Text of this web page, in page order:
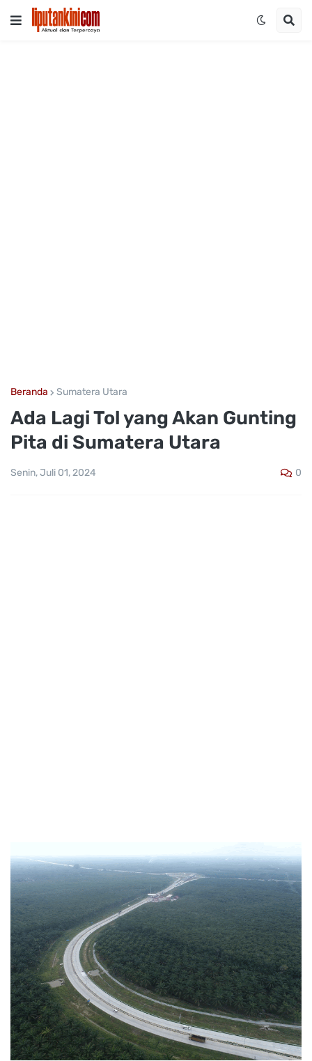
Beranda Sumatera Utara
Ada Lagi Tol yang Akan Gunting
Pita di Sumatera Utara
Senin, Juli 01, 2024 0